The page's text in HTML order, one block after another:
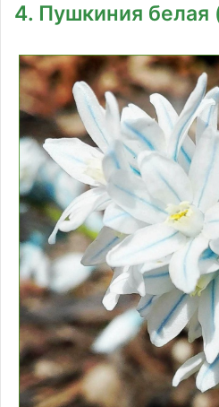
4. Пушкиния белая